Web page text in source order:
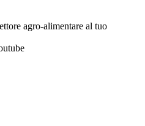
agro-alimentare al tuo